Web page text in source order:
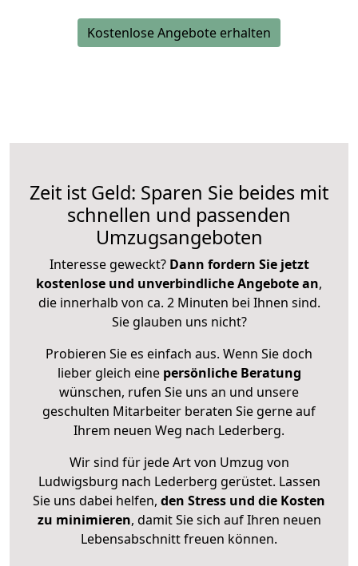
Kostenlose Angebote erhalten
Zeit ist Geld: Sparen Sie beides mit
schnellen und passenden
Umzugsangeboten
Interesse geweckt? Dann fordern Sie jetzt
kostenlose und unverbindliche Angebote an,
die innerhalb von ca. 2 Minuten bei Ihnen sind.
Sie glauben uns nicht?
Probieren Sie es einfach aus. Wenn Sie doch
lieber gleich eine persönliche Beratung
wünschen, rufen Sie uns an und unsere
geschulten Mitarbeiter beraten Sie gerne auf
Ihrem neuen Weg nach Lederberg.
Wir sind für jede Art von Umzug von
Ludwigsburg nach Lederberg gerüstet. Lassen
Sie uns dabei helfen, den Stress und die Kosten
zu minimieren, damit Sie sich auf Ihren neuen
Lebensabschnitt freuen können.